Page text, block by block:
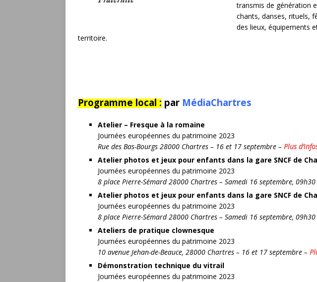
transmis de génération
chants, danses, rituels,
des lieux, équipements
territoire.
Programme local : par MédiaChartres
Atelier – Fresque à la romaine
Journées européennes du patrimoine 2023
Rue des Bas-Bourgs 28000 Chartres – 16 et 17 septembre – Plus
Atelier photos et jeux pour enfants dans la gare SNCF de
Journées européennes du patrimoine 2023
8 place Pierre-Sémard 28000 Chartres – Samedi 16 septembre, 09h30
Atelier photos et jeux pour enfants dans la gare SNCF de
Journées européennes du patrimoine 2023
8 place Pierre-Sémard 28000 Chartres – Samedi 16 septembre, 09h30
Ateliers de pratique clownesque
Journées européennes du patrimoine 2023
10 avenue Jehan-de-Beauce, 28000 Chartres – 16 et 17 septembre –
Démonstration technique du vitrail
Journées européennes du patrimoine 2023